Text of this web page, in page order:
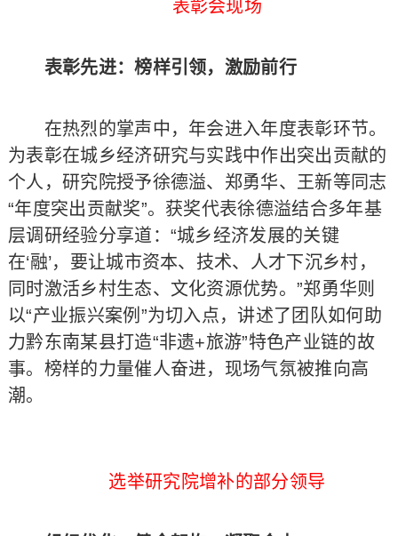
表彰会现场
表彰先进：榜样引领，激励前行
在热烈的掌声中，年会进入年度表彰环节。
为表彰在城乡经济研究与实践中作出突出贡献的
个人，研究院授予徐德溢、郑勇华、王新等同志
“年度突出贡献奖”。获奖代表徐德溢结合多年基
层调研经验分享道：“城乡经济发展的关键
在‘融’，要让城市资本、技术、人才下沉乡村，
同时激活乡村生态、文化资源优势。”郑勇华则
以“产业振兴案例”为切入点，讲述了团队如何助
力黔东南某县打造“非遗+旅游”特色产业链的故
事。榜样的力量催人奋进，现场气氛被推向高
潮。
选举研究院增补的部分领导